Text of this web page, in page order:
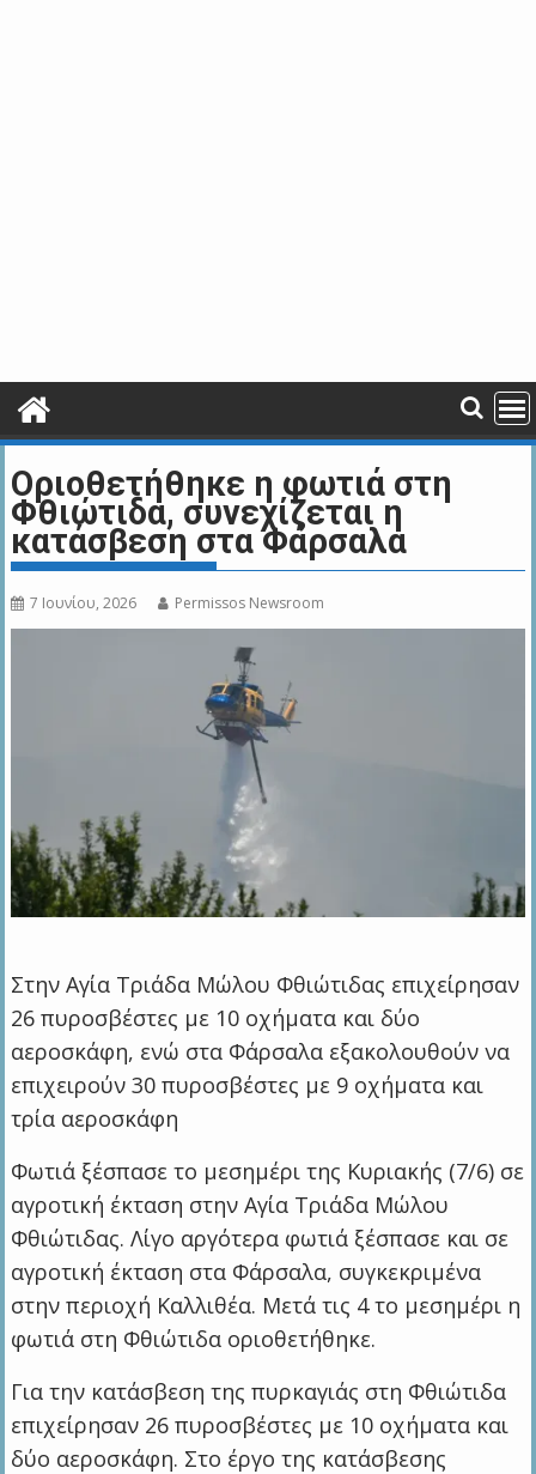
Οριοθετήθηκε η φωτιά στη
Φθιώτιδα, συνεχίζεται η
κατάσβεση στα Φάρσαλα
7 Ιουνίου, 2026 Permissos Newsroom
Στην Αγία Τριάδα Μώλου Φθιώτιδας επιχείρησαν
26 πυροσβέστες με 10 οχήματα και δύο
αεροσκάφη, ενώ στα Φάρσαλα εξακολουθούν να
επιχειρούν 30 πυροσβέστες με 9 οχήματα και
τρία αεροσκάφη
Φωτιά ξέσπασε το μεσημέρι της Κυριακής (7/6) σε
αγροτική έκταση στην Αγία Τριάδα Μώλου
Φθιώτιδας. Λίγο αργότερα φωτιά ξέσπασε και σε
αγροτική έκταση στα Φάρσαλα, συγκεκριμένα
στην περιοχή Καλλιθέα. Μετά τις 4 το μεσημέρι η
φωτιά στη Φθιώτιδα οριοθετήθηκε.
Για την κατάσβεση της πυρκαγιάς στη Φθιώτιδα
επιχείρησαν 26 πυροσβέστες με 10 οχήματα και
δύο αεροσκάφη. Στο έργο της κατάσβεσης